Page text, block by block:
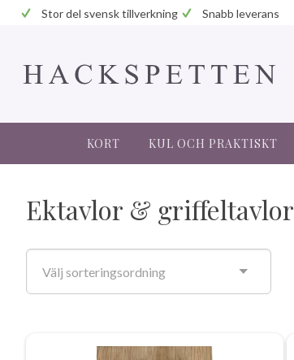
Stor del svensk tillverkning Snabb leverans
KORT KUL OCH PRAKTISKT
Ektavlor & griffeltavlor